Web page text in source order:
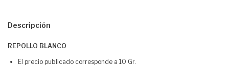
Descripción
REPOLLO BLANCO
El precio publicado corresponde a 10 Gr.